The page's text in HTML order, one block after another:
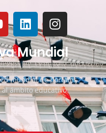
Mundial
mundial de portales
ámbito educativo.